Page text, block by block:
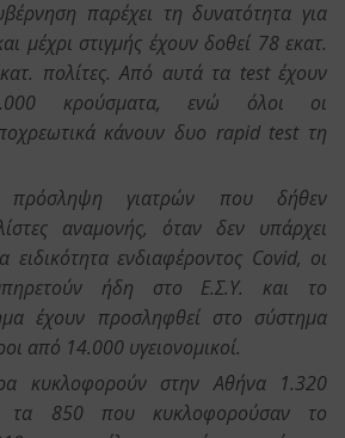
παρέχει τη δυνατότητα για
μέχρι στιγμής έχουν δοθεί 78 εκατ.
πολίτες. Από αυτά τα test έχουν
κρούσματα, ενώ όλοι οι
κάνουν δυο rapid test τη
πρόσληψη γιατρών που δήθεν
αναμονής, όταν δεν υπάρχει
ειδικότητα ενδιαφέροντος Covid, οι
υπηρετούν ήδη στο Ε.Σ.Υ. και το
έχουν προσληφθεί στο σύστημα
από 14.000 υγειονομικοί.
κυκλοφορούν στην Αθήνα 1.320
τα 850 που κυκλοφορούσαν το